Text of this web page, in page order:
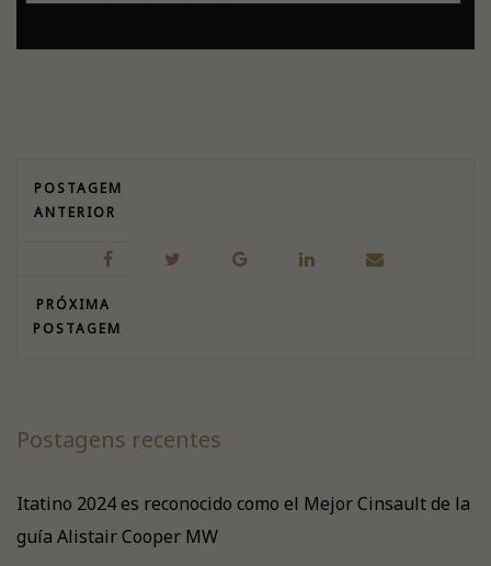
POSTAGEM
ANTERIOR
PRÓXIMA
POSTAGEM
Postagens recentes
Itatino 2024 es reconocido como el Mejor Cinsault de la
guía Alistair Cooper MW